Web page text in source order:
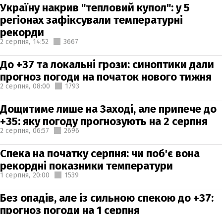
Україну накрив "тепловий купол": у 5
регіонах зафіксували температурні
рекорди
2 серпня, 14:52 3667
До +37 та локальні грози: синоптики дали
прогноз погоди на початок нового тижня
2 серпня, 08:00 1793
Дощитиме лише на Заході, але припече до
+35: яку погоду прогнозують на 2 серпня
2 серпня, 06:57 2696
Спека на початку серпня: чи поб'є вона
рекордні показники температури
1 серпня, 20:00 1539
Без опадів, але із сильною спекою до +37:
прогноз погоди на 1 серпня